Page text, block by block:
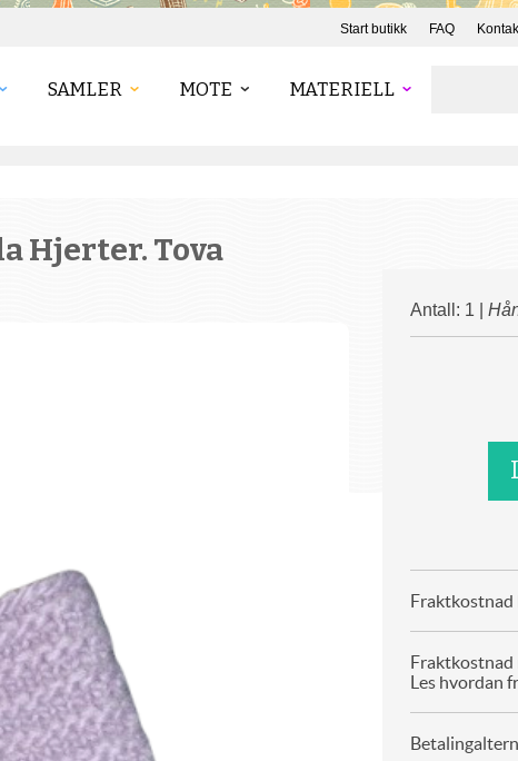
Start butikk FAQ
SAMLER MOTE MATERIELL
Hjerter. Tova
Antall: 1 |
Fraktkostnad
Fraktkostnad
Les hvordan